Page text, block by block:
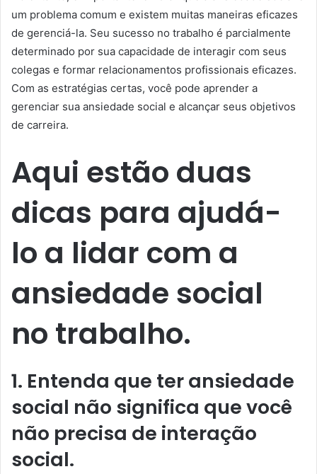
um problema comum e existem muitas maneiras eficazes
de gerenciá-la. Seu sucesso no trabalho é parcialmente
determinado por sua capacidade de interagir com seus
colegas e formar relacionamentos profissionais eficazes.
Com as estratégias certas, você pode aprender a
gerenciar sua ansiedade social e alcançar seus objetivos
de carreira.
Aqui estão duas
dicas para ajudá-
lo a lidar com a
ansiedade social
no trabalho.
1. Entenda que ter ansiedade
social não significa que você
não precisa de interação
social.